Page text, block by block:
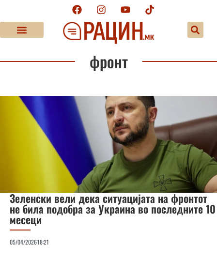
фронт
Зеленски вели дека ситуацијата на фронтот
не била подобра за Украина во последните 10
месеци
05/04/202618:21